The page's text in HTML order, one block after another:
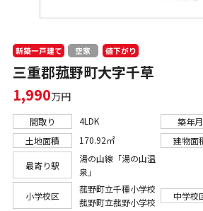
新築一戸建て 空家 値下がり
三重郡菰野町大字千草
1,990万円
間取り 4LDK 築年月
土地面積
170.92㎡ 建物面
最寄り駅
湯の山線「湯の山温
泉」
小学校区
菰野町立千種小学校
菰野町立菰野小学校
中学校